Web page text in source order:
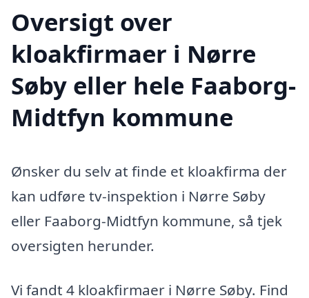
Oversigt over
kloakfirmaer i Nørre
Søby eller hele Faaborg-
Midtfyn kommune
Ønsker du selv at finde et kloakfirma der
kan udføre tv-inspektion i Nørre Søby
eller Faaborg-Midtfyn kommune, så tjek
oversigten herunder.
Vi fandt 4 kloakfirmaer i Nørre Søby. Find